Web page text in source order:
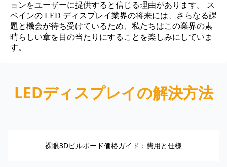
ョンをユーザーに提供すると信じる理由があります。 ス
ペインの LED ディスプレイ業界の将来には、さらなる課
題と機会が待ち受けているため、私たちはこの業界の素
晴らしい章を目の当たりにすることを楽しみにしていま
す。
LEDディスプレイの解決方法
裸眼3Dビルボード価格ガイド：費用と仕様